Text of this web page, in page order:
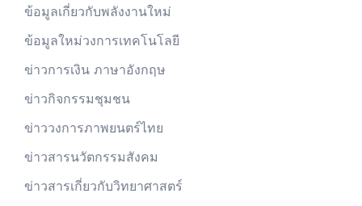
ข้อมูลเกี่ยวกับพลังงานใหม่
ข้อมูลใหม่วงการเทคโนโลยี
ข่าวการเงิน ภาษาอังกฤษ
ข่าวกิจกรรมชุมชน
ข่าววงการภาพยนตร์ไทย
ข่าวสารนวัตกรรมสังคม
ข่าวสารเกี่ยวกับวิทยาศาสตร์